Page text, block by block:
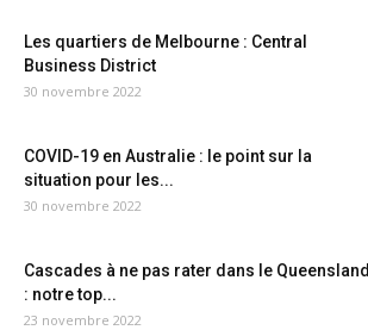
Les quartiers de Melbourne : Central
Business District
30 novembre 2022
COVID-19 en Australie : le point sur la
situation pour les...
30 novembre 2022
Cascades à ne pas rater dans le Queensland
: notre top...
23 novembre 2022